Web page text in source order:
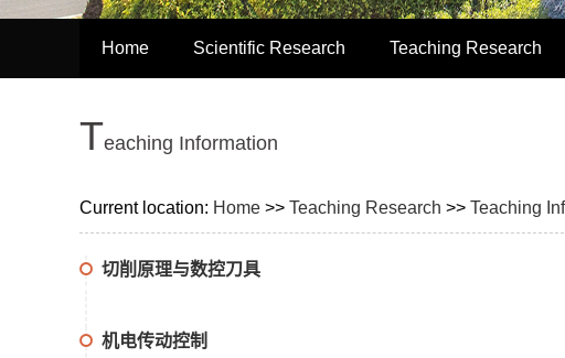
Home Scientific Research Teaching Research
Teaching Information
Current location: Home >> Teaching Research >> Teaching
切削原理与数控刀具
机电传动控制